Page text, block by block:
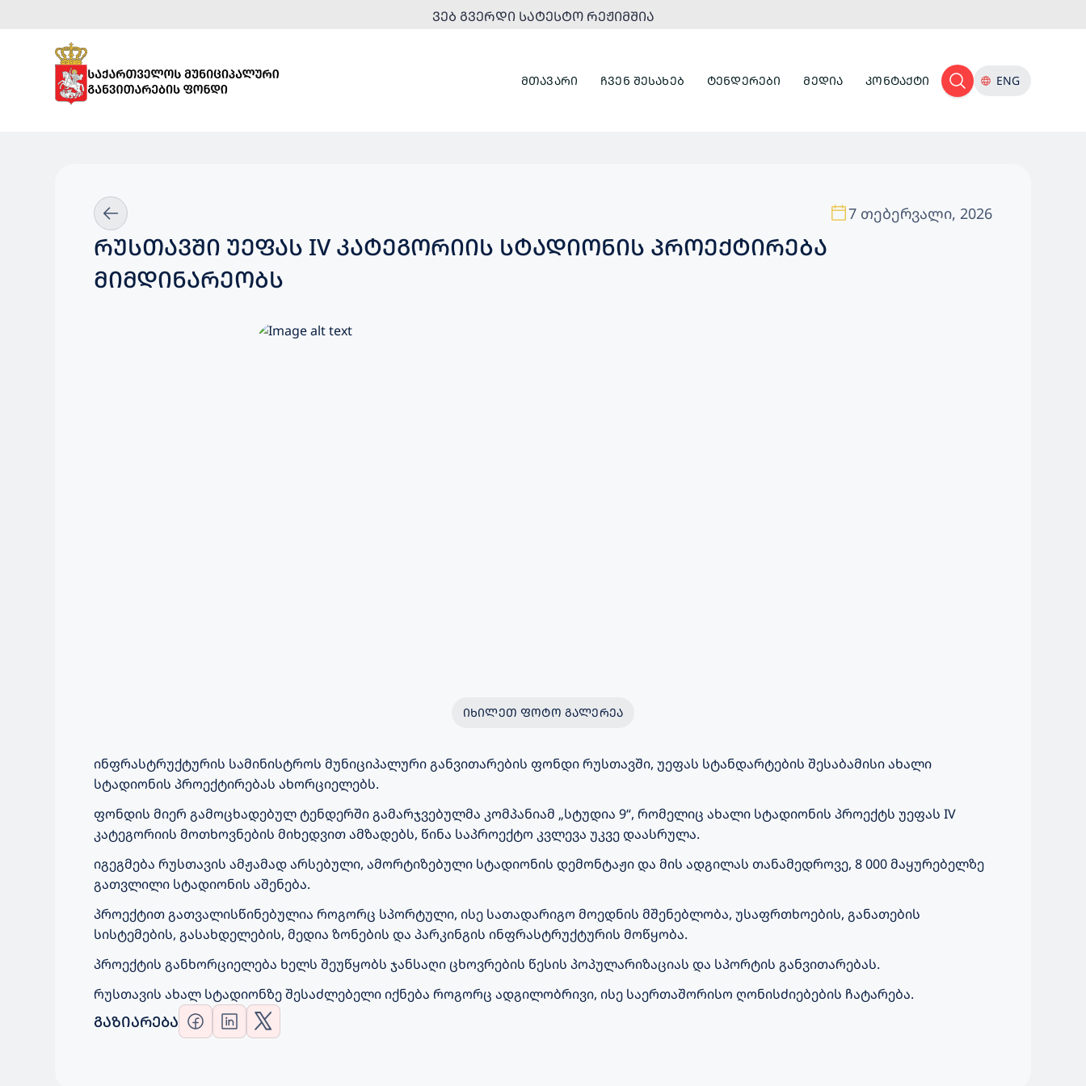
ᲕᲔᲑ ᲒᲕᲔᲠᲓᲘ ᲡᲐᲢᲔᲡᲢᲝ ᲠᲔᲟᲘᲛᲨᲘᲐ
ᲛᲗᲐᲕᲐᲠᲘ ᲩᲕᲔᲜ ᲨᲔᲡᲐᲮᲔᲑ ᲢᲔᲜᲓᲔᲠᲔᲑᲘ ᲛᲔᲓᲘᲐ ᲙᲝᲜᲢᲐᲥᲢᲘ ENG
7 თებერვალი, 2026
ᲠᲣᲡᲗᲐᲕᲨᲘ ᲣᲔᲤᲐᲡ IV ᲙᲐᲢᲔᲒᲝᲠᲘᲘᲡ ᲡᲢᲐᲓᲘᲝᲜᲘᲡ ᲞᲠᲝᲔᲥᲢᲘᲠᲔᲑᲐ
ᲛᲘᲛᲓᲘᲜᲐᲠᲔᲝᲑᲡ
ᲘᲮᲘᲚᲔᲗ ᲤᲝᲢᲝ ᲒᲐᲚᲔᲠᲔᲐ
ინფრასტრუქტურის სამინისტროს მუნიციპალური განვითარების ფონდი რუსთავში, უეფას სტანდარტების შესაბამისი ახალი
სტადიონის პროექტირებას ახორციელებს.
ფონდის მიერ გამოცხადებულ ტენდერში გამარჯვებულმა კომპანიამ „სტუდია 9“, რომელიც ახალი სტადიონის პროექტს უეფას IV
კატეგორიის მოთხოვნების მიხედვით ამზადებს, წინა საპროექტო კვლევა უკვე დაასრულა.
იგეგმება რუსთავის ამჟამად არსებული, ამორტიზებული სტადიონის დემონტაჟი და მის ადგილას თანამედროვე, 8 000 მაყურებელზე
გათვლილი სტადიონის აშენება.
პროექტით გათვალისწინებულია როგორც სპორტული, ისე სათადარიგო მოედნის მშენებლობა, უსაფრთხოების, განათების
სისტემების, გასახდელების, მედია ზონების და პარკინგის ინფრასტრუქტურის მოწყობა.
პროექტის განხორციელება ხელს შეუწყობს ჯანსაღი ცხოვრების წესის პოპულარიზაციას და სპორტის განვითარებას.
რუსთავის ახალ სტადიონზე შესაძლებელი იქნება როგორც ადგილობრივი, ისე საერთაშორისო ღონისძიებების ჩატარება.
ᲒᲐᲖᲘᲐᲠᲔᲑᲐ